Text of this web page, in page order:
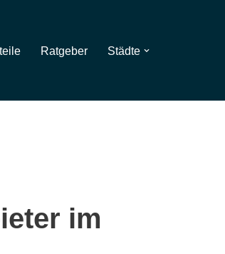
Ratgeber Städte
im